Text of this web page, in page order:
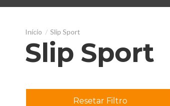
Slip Sport
Slip Sport
Resetar Filtro